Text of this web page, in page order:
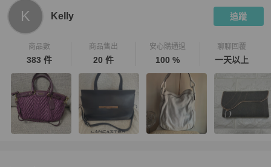
K Kelly 追蹤
商品數
383 件
商品售出
20 件
安心購通過
100 %
聊聊回覆
一天以上